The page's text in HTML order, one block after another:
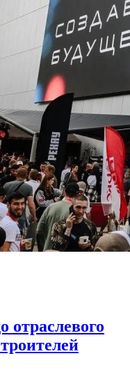
отраслевого